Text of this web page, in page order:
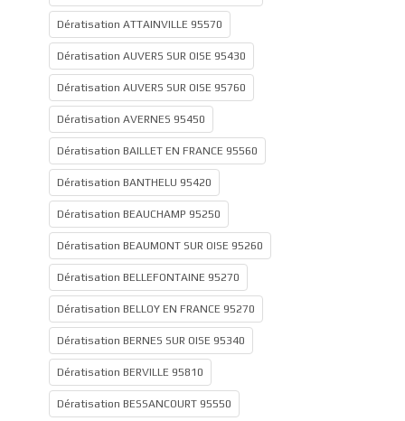
Dératisation ATTAINVILLE 95570
Dératisation AUVERS SUR OISE 95430
Dératisation AUVERS SUR OISE 95760
Dératisation AVERNES 95450
Dératisation BAILLET EN FRANCE 95560
Dératisation BANTHELU 95420
Dératisation BEAUCHAMP 95250
Dératisation BEAUMONT SUR OISE 95260
Dératisation BELLEFONTAINE 95270
Dératisation BELLOY EN FRANCE 95270
Dératisation BERNES SUR OISE 95340
Dératisation BERVILLE 95810
Dératisation BESSANCOURT 95550